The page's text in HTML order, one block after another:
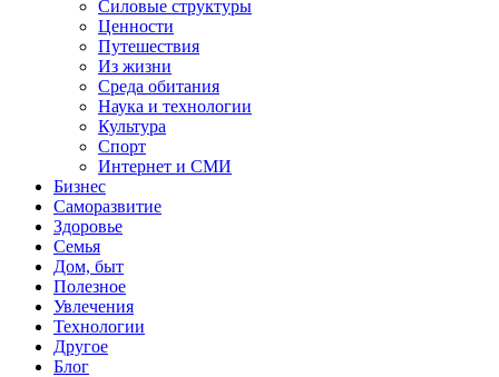
Силовые структуры
Ценности
Путешествия
Из жизни
Среда обитания
Наука и технологии
Культура
Спорт
Интернет и СМИ
Бизнес
Саморазвитие
Здоровье
Семья
Дом, быт
Полезное
Увлечения
Технологии
Другое
Блог